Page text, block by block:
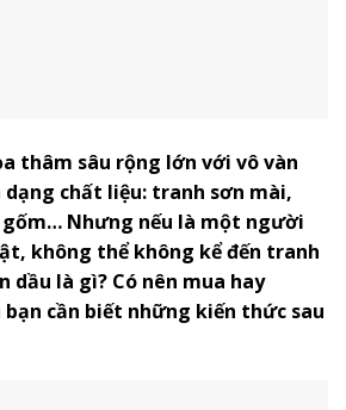
thâm sâu rộng lớn với vô vàn
dạng chất liệu: tranh sơn mài,
Nhưng nếu là một người
không thể không kể đến tranh
dầu là gì? Có nên mua hay
bạn cần biết những kiến thức sau